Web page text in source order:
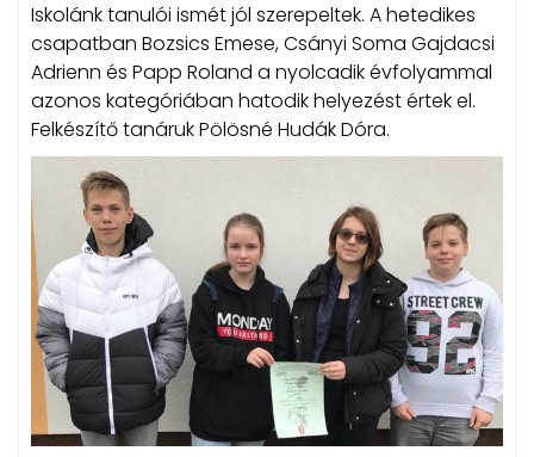
Iskolánk tanulói ismét jól szerepeltek. A hetedikes
csapatban Bozsics Emese, Csányi Soma Gajdacsi
Adrienn és Papp Roland a nyolcadik évfolyammal
azonos kategóriában hatodik helyezést értek el.
Felkészítő tanáruk Pölösné Hudák Dóra.